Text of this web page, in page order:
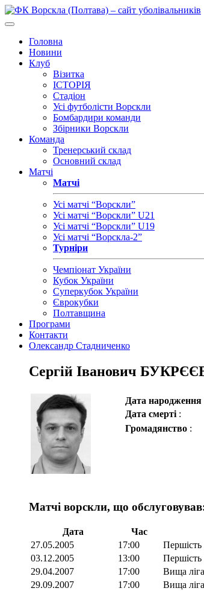
Головна
Новини
Клуб
Візитка
ІСТОРІЯ
Стадіон
Усі футболісти Ворскли
Бомбардири команди
Збірники Ворскли
Команда
Тренерський склад
Основний склад
Матчі
Матчі
Усі матчі “Ворскли”
Усі матчі “Ворскли” U21
Усі матчі “Ворскли” U19
Усі матчі “Ворскла-2”
Турніри
Чемпіонат України
Кубок України
Суперкубок України
Єврокубки
Полтавщина
Програми
Контакти
Олександр Стадниченко
Сергій Іванович
Дата народження
Дата смерті :
Громадянство :
Матчі ворскли, що
Дата Час
27.05.2005
17:00 Першість
03.12.2005
13:00 Першість
29.04.2007
17:00 Вища ліга
29.09.2007
17:00 Вища ліга